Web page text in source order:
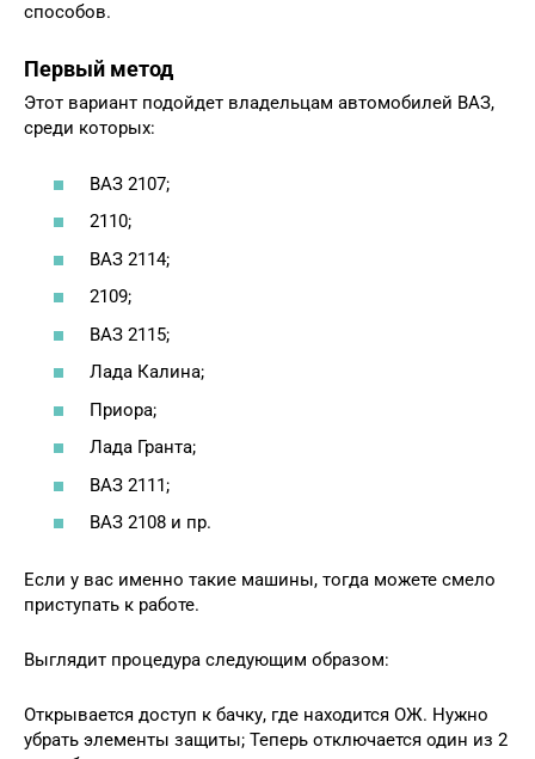
способов.
Первый метод
Этот вариант подойдет владельцам автомобилей ВАЗ,
среди которых:
ВАЗ 2107;
2110;
ВАЗ 2114;
2109;
ВАЗ 2115;
Лада Калина;
Приора;
Лада Гранта;
ВАЗ 2111;
ВАЗ 2108 и пр.
Если у вас именно такие машины, тогда можете смело
приступать к работе.
Выглядит процедура следующим образом:
Открывается доступ к бачку, где находится ОЖ. Нужно
убрать элементы защиты; Теперь отключается один из 2